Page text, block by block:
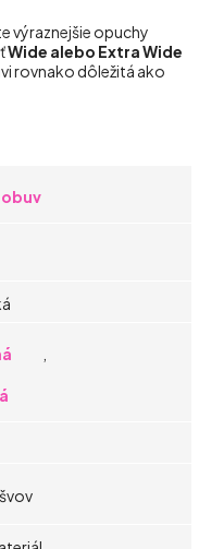
výraznejšie opuchy
Wide alebo Extra Wide
rovnako dôležitá ako